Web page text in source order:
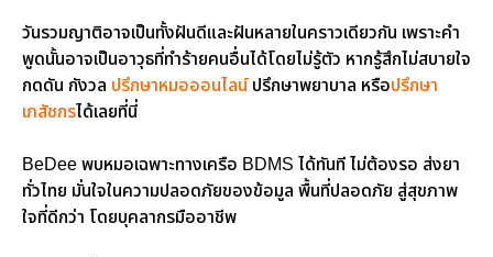
วันรวมญาติอาจเป็นทั้งฝันดีและฝันหลายในคราวเดียวกัน เพราะคำ
พูดนั้นอาจเป็นอาวุธที่ทำร้ายคนอื่นได้โดยไม่รู้ตัว หากรู้สึกไม่สบายใจ
กดดัน กังวล ปรึกษาหมอออนไลน์ปรึกษาพยาบาล หรือปรึกษา
เภสัชกรได้เลยที่นี่
BeDee พบหมอเฉพาะทางเครือ BDMS ได้ทันที ไม่ต้องรอ ส่งยา
ทั่วไทย มั่นใจในความปลอดภัยของข้อมูล พื้นที่ปลอดภัย สู่สุขภาพ
ใจที่ดีกว่า โดยบุคลากรมืออาชีพ